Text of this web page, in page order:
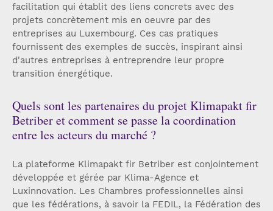
facilitation qui établit des liens concrets avec des
projets concrètement mis en oeuvre par des
entreprises au Luxembourg. Ces cas pratiques
fournissent des exemples de succès, inspirant ainsi
d'autres entreprises à entreprendre leur propre
transition énergétique.
Quels sont les partenaires du projet Klimapakt fir
Betriber et comment se passe la coordination
entre les acteurs du marché ?
La plateforme Klimapakt fir Betriber est conjointement
développée et gérée par Klima-Agence et
Luxinnovation. Les Chambres professionnelles ainsi
que les fédérations, à savoir la FEDIL, la Fédération des